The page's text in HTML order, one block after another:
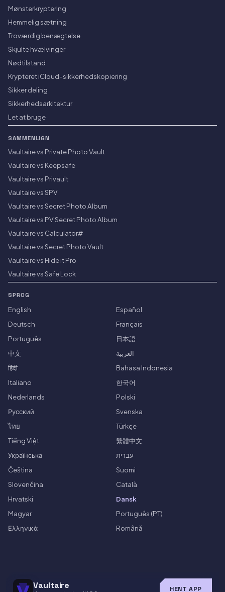
Vaultaire HENT APP
Mønsterkryptering
Hemmelig sætning
Troværdig benægtelse
Skjulte hvælvinger
Nødtilstand
Krypteret iCloud-sikkerhedskopiering
Sikker deling
Sikkerhedsarkitektur
Let at bruge
SAMMENLIGN
Vaultaire vs Private Photo Vault
Vaultaire vs Keepsafe
Vaultaire vs Privault
Vaultaire vs SPV
Vaultaire vs Secret Photo Album
Vaultaire vs PV Secret Photo Album
Vaultaire vs Calculator#
Vaultaire vs Secret Photo Vault
Vaultaire vs Hide it Pro
Vaultaire vs Safe Lock
SPROG
English
Español
Deutsch
Français
Português
日本語
中文
العربية
हिंदी
Bahasa Indonesia
Italiano
한국어
Nederlands
Polski
Русский
Svenska
ไทย
Türkçe
Tiếng Việt
繁體中文
Українська
עברית
Čeština
Suomi
Slovenčina
Català
Hrvatski
Dansk
Magyar
Português (PT)
Ελληνικά
Română